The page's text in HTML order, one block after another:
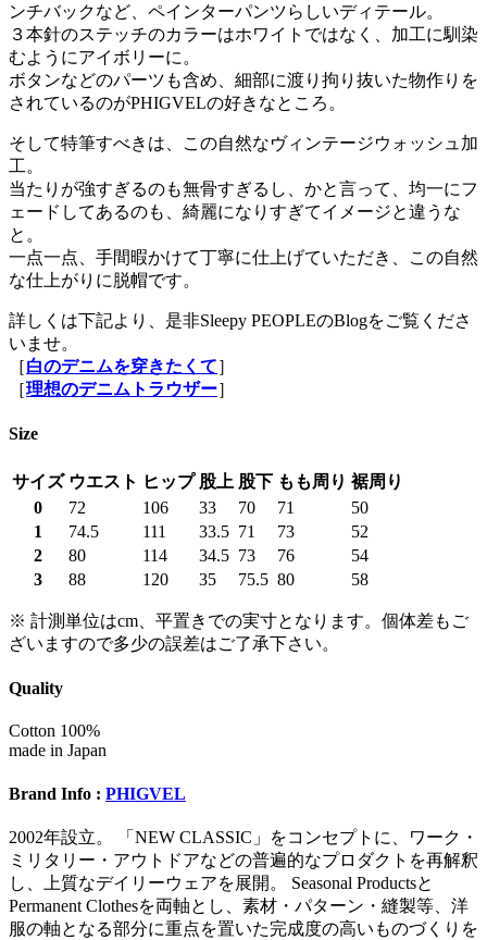
ンチバックなど、ペインターパンツらしいディテール。
３本針のステッチのカラーはホワイトではなく、加工に馴染
むようにアイボリーに。
ボタンなどのパーツも含め、細部に渡り拘り抜いた物作りを
されているのがPHIGVELの好きなところ。
そして特筆すべきは、この自然なヴィンテージウォッシュ加
工。
当たりが強すぎるのも無骨すぎるし、かと言って、均一にフ
ェードしてあるのも、綺麗になりすぎてイメージと違うな
と。
一点一点、手間暇かけて丁寧に仕上げていただき、この自然
な仕上がりに脱帽です。
詳しくは下記より、是非Sleepy PEOPLEのBlogをご覧くださ
いませ。
［白のデニムを穿きたくて］
［理想のデニムトラウザー］
Size
サイズ ウエスト ヒップ 股上 股下 もも周り 裾周り
0
72 106 33 70 71
50
1
74.5 111 33.5 71 73
52
2
80 114 34.5 73 76
54
3
88 120 35 75.5 80 58
※ 計測単位はcm、平置きでの実寸となります。個体差もご
ざいますので多少の誤差はご了承下さい。
Quality
Cotton 100%
made in Japan
Brand Info : PHIGVEL
2002年設立。 「NEW CLASSIC」をコンセプトに、ワーク・
ミリタリー・アウトドアなどの普遍的なプロダクトを再解釈
し、上質なデイリーウェアを展開。 Seasonal Productsと
Permanent Clothesを両軸とし、素材・パターン・縫製等、洋
服の軸となる部分に重点を置いた完成度の高いものづくりを